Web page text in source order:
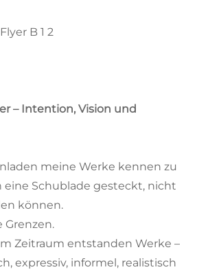
– Intention, Vision und
meine Werke kennen zu
eine Schublade gesteckt, nicht
können.
Zeitraum entstanden Werke –
expressiv, informel, realistisch